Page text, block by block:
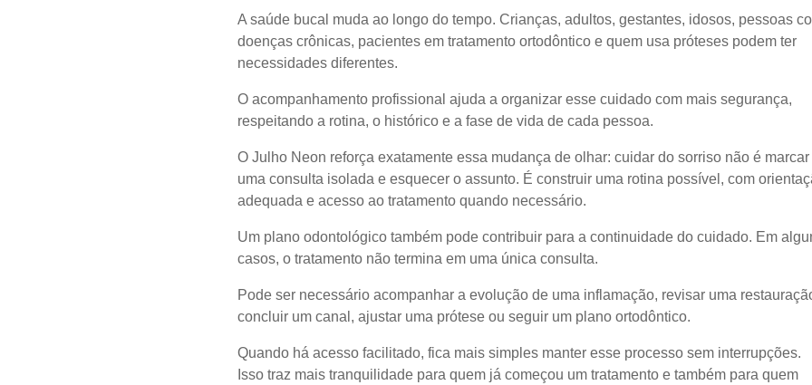
A saúde bucal muda ao longo do tempo. Crianças, adultos, gestantes, idosos, pessoas
doenças crônicas, pacientes em tratamento ortodôntico e quem usa próteses podem ter
necessidades diferentes.
O acompanhamento profissional ajuda a organizar esse cuidado com mais segurança,
respeitando a rotina, o histórico e a fase de vida de cada pessoa.
O Julho Neon reforça exatamente essa mudança de olhar: cuidar do sorriso não é marcar
uma consulta isolada e esquecer o assunto. É construir uma rotina possível, com
adequada e acesso ao tratamento quando necessário.
Um plano odontológico também pode contribuir para a continuidade do cuidado. Em
casos, o tratamento não termina em uma única consulta.
Pode ser necessário acompanhar a evolução de uma inflamação, revisar uma
concluir um canal, ajustar uma prótese ou seguir um plano ortodôntico.
Quando há acesso facilitado, fica mais simples manter esse processo sem interrupções.
Isso traz mais tranquilidade para quem já começou um tratamento e também para quem